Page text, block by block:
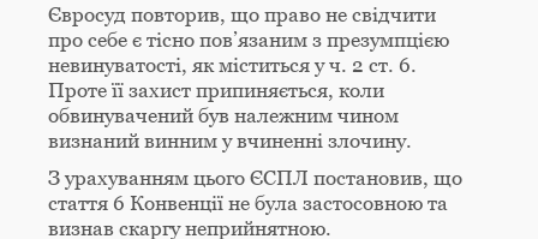
Євросуд повторив, що право не свідчити
про себе є тісно пов’язаним з презумпцією
невинуватості, як міститься у ч. 2 ст. 6.
Проте її захист припиняється, коли
обвинувачений був належним чином
визнаний винним у вчиненні злочину.
З урахуванням цього ЄСПЛ постановив, що
стаття 6 Конвенції не була застосовною та
визнав скаргу неприйнятною.